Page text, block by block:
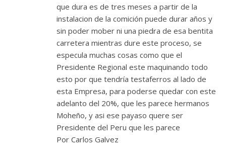
que dura es de tres meses a partir de la
instalacion de la comición puede durar años y
sin poder mober ni una piedra de esa bentita
carretera mientras dure este proceso, se
especula muchas cosas como que el
Presidente Regional este maquinando todo
esto por que tendría testaferros al lado de
esta Empresa, para poderse quedar con este
adelanto del 20%, que les parece hermanos
Moheño, y asi ese payaso quere ser
Presidente del Peru que les parece
Por Carlos Galvez